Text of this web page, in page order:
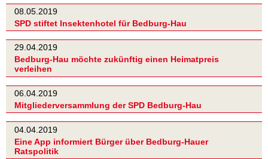
08.05.2019
SPD stiftet Insektenhotel für Bedburg-Hau
29.04.2019
Bedburg-Hau möchte zukünftig einen Heimatpreis
verleihen
06.04.2019
Mitgliederversammlung der SPD Bedburg-Hau
04.04.2019
Eine App informiert Bürger über Bedburg-Hauer
Ratspolitik